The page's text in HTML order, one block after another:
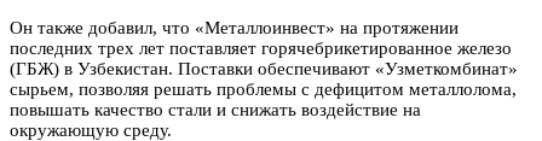
Он также добавил, что «Металлоинвест» на протяжении
последних трех лет поставляет горячебрикетированное железо
(ГБЖ) в Узбекистан. Поставки обеспечивают «Узметкомбинат»
сырьем, позволяя решать проблемы с дефицитом металлолома,
повышать качество стали и снижать воздействие на
окружающую среду.